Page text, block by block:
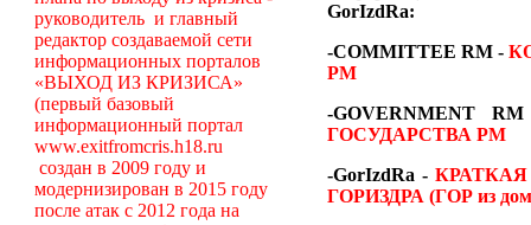
руководитель и главный
редактор создаваемой сети
информационных порталов
«ВЫХОД ИЗ КРИЗИСА»
(первый базовый
информационный портал
www.exitfromcris.h18.ru
создан в 2009 году и
модернизирован в 2015 году
после атак с 2012 года на
GorIzdRa:
-COMMITTEE RM -
РМ
-GOVERNMENT
ГОСУДАРСТВА РМ
-GorIzdRa -
ГОРИЗДРА (ГОР из